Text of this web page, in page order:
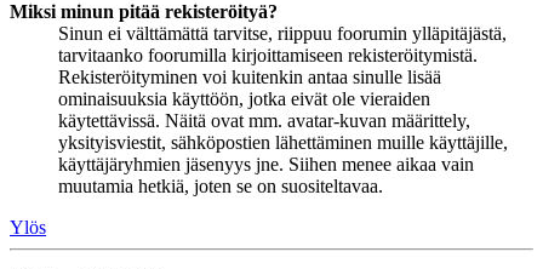
Miksi minun pitää rekisteröityä?
Sinun ei välttämättä tarvitse, riippuu foorumin ylläpitäjästä,
tarvitaanko foorumilla kirjoittamiseen rekisteröitymistä.
Rekisteröityminen voi kuitenkin antaa sinulle lisää
ominaisuuksia käyttöön, jotka eivät ole vieraiden
käytettävissä. Näitä ovat mm. avatar-kuvan määrittely,
yksityisviestit, sähköpostien lähettäminen muille käyttäjille,
käyttäjäryhmien jäsenyys jne. Siihen menee aikaa vain
muutamia hetkiä, joten se on suositeltavaa.
Ylös